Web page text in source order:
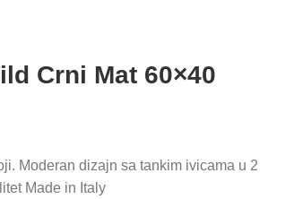
Crni Mat 60×40
Moderan dizajn sa tankim ivicama u 2
Made in Italy